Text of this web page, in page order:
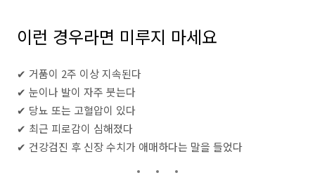
이런 경우라면 미루지 마세요
✔ 거품이 2주 이상 지속된다
✔ 눈이나 발이 자주 붓는다
✔ 당뇨 또는 고혈압이 있다
✔ 최근 피로감이 심해졌다
✔ 건강검진 후 신장 수치가 애매하다는 말을 들었다